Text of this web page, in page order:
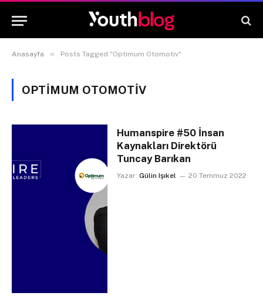
Anasayfa » Posts Tagged "Optimum Otomotiv"
OPTIMUM OTOMOTIV
Humanspire #50 İnsan
Kaynakları Direktörü
Tuncay Barıkan
Yazar: Gülin Işıkel 20 Temmuz 2022